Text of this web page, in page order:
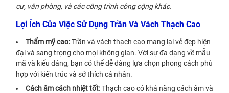
cư, văn phòng, và các công trình công cộng khác.
Lợi Ích Của Việc Sử Dụng Trần Và Vách Thạch Cao
Thẩm mỹ cao:Trần và vách thạch cao mang lại vẻ đẹp hiện
đại và sang trọng cho mọi không gian. Với sự đa dạng về mẫu
mã và kiểu dáng, bạn có thể dễ dàng lựa chọn phong cách phù
hợp với kiến trúc và sở thích cá nhân.
Cách âm cách nhiệt tốt:Thạch cao có khả năng cách âm và